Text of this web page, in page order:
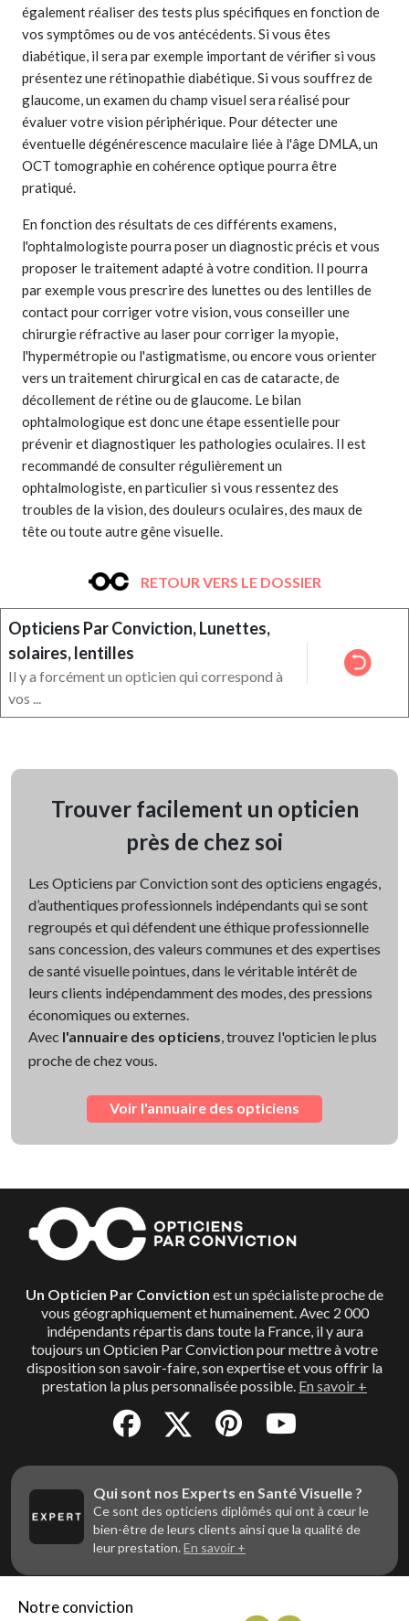
également réaliser des tests plus spécifiques en fonction de
vos symptômes ou de vos antécédents. Si vous êtes
diabétique, il sera par exemple important de vérifier si vous
présentez une rétinopathie diabétique. Si vous souffrez de
glaucome, un examen du champ visuel sera réalisé pour
évaluer votre vision périphérique. Pour détecter une
éventuelle dégénérescence maculaire liée à l'âge DMLA, un
OCT tomographie en cohérence optique pourra être
pratiqué.
En fonction des résultats de ces différents examens,
l'ophtalmologiste pourra poser un diagnostic précis et vous
proposer le traitement adapté à votre condition. Il pourra
par exemple vous prescrire des lunettes ou des lentilles de
contact pour corriger votre vision, vous conseiller une
chirurgie réfractive au laser pour corriger la myopie,
l'hypermétropie ou l'astigmatisme, ou encore vous orienter
vers un traitement chirurgical en cas de cataracte, de
décollement de rétine ou de glaucome. Le bilan
ophtalmologique est donc une étape essentielle pour
prévenir et diagnostiquer les pathologies oculaires. Il est
recommandé de consulter régulièrement un
ophtalmologiste, en particulier si vous ressentez des
troubles de la vision, des douleurs oculaires, des maux de
tête ou toute autre gêne visuelle.
RETOUR VERS LE DOSSIER
Opticiens Par Conviction, Lunettes,
solaires, lentilles
Il y a forcément un opticien qui correspond à
vos ...
Trouver facilement un opticien
près de chez soi
Les Opticiens par Conviction sont des opticiens engagés,
d’authentiques professionnels indépendants qui se sont
regroupés et qui défendent une éthique professionnelle
sans concession, des valeurs communes et des expertises
de santé visuelle pointues, dans le véritable intérêt de
leurs clients indépendamment des modes, des pressions
économiques ou externes.
Avec l'annuaire des opticiens, trouvez l'opticien le plus
proche de chez vous.
Voir l'annuaire des opticiens
Un Opticien Par Conviction est un spécialiste proche de
vous géographiquement et humainement. Avec 2 000
indépendants répartis dans toute la France, il y aura
toujours un Opticien Par Conviction pour mettre à votre
disposition son savoir-faire, son expertise et vous offrir la
prestation la plus personnalisée possible. En savoir +
Qui sont nos Experts en Santé Visuelle ?
Ce sont des opticiens diplômés qui ont à cœur le
bien-être de leurs clients ainsi que la qualité de
leur prestation. En savoir +
Notre conviction